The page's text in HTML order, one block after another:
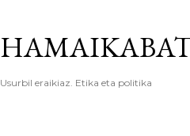
Usurbil eraikiaz. Etika eta politika